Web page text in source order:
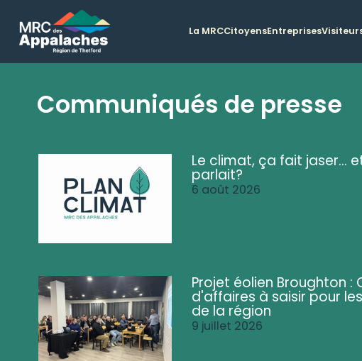
La MRCCitoyensEntreprises
Communiqués de presse
Le climat, ça fait jaser...
parlait?
6 août 2026
Projet éolien Broughton :
d'affaires à saisir pour
de la région
9 juillet 2026